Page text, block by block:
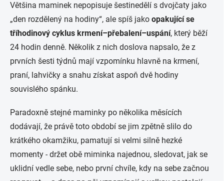
Většina maminek nepopisuje šestinedělí s dvojčaty jako
„den rozdělený na hodiny“, ale spíš jako opakující se
tříhodinový cyklus krmení–přebalení–uspání, který běží
24 hodin denně. Několik z nich doslova napsalo, že z
prvních šesti týdnů mají vzpomínku hlavně na krmení,
praní, lahvičky a snahu získat aspoň dvě hodiny
souvislého spánku.
Paradoxně stejné maminky po několika měsících
dodávají, že právě toto období se jim zpětně slilo do
krátkého okamžiku, pamatují si velmi silně hezké
momenty - držet obě miminka najednou, sledovat, jak se
uklidní vedle sebe, nebo první chvíle, kdy na sebe začnou